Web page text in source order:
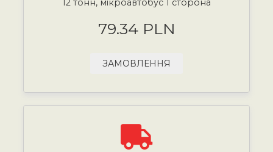
12 тонн, мікроавтобус 1 сторона
79.34 PLN
ЗАМОВЛЕННЯ